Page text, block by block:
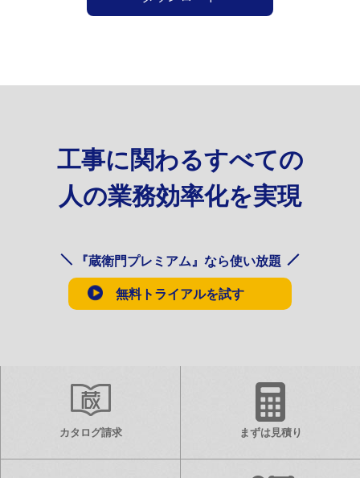
工事に関わるすべての
人の業務効率化を実現
『蔵衛門プレミアム』なら使い放題
無料トライアルを試す
カタログ請求 まずは見積り